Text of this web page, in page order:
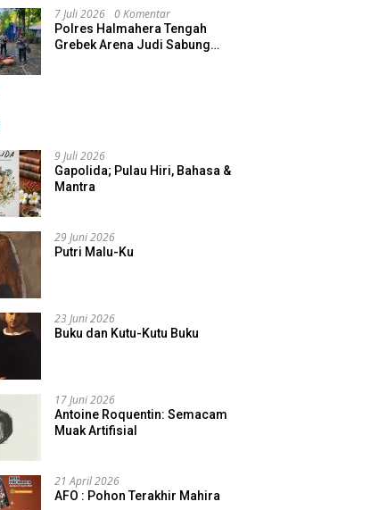
7 Juli 2026 0 Komentar
Polres Halmahera Tengah
Grebek Arena Judi Sabung
9 Juli 2026
Gapolida; Pulau Hiri, Bahasa &
Mantra
29 Juni 2026
Putri Malu-Ku
23 Juni 2026
Buku dan Kutu-Kutu Buku
17 Juni 2026
Antoine Roquentin: Semacam
Muak Artifisial
21 April 2026
AFO : Pohon Terakhir Mahira